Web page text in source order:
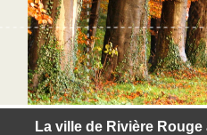
La ville de Rivière